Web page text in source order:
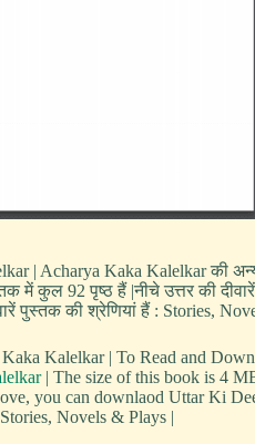
| Acharya Kaka Kalelkar की
कुल 92 पृष्ठ हैं |नीचे उत्तर की
पुस्तक की श्रेणियां हैं : Stories,
Kalelkar | To Read and
| The size of this book is 4
you can downlaod Uttar Ki
Novels & Plays |